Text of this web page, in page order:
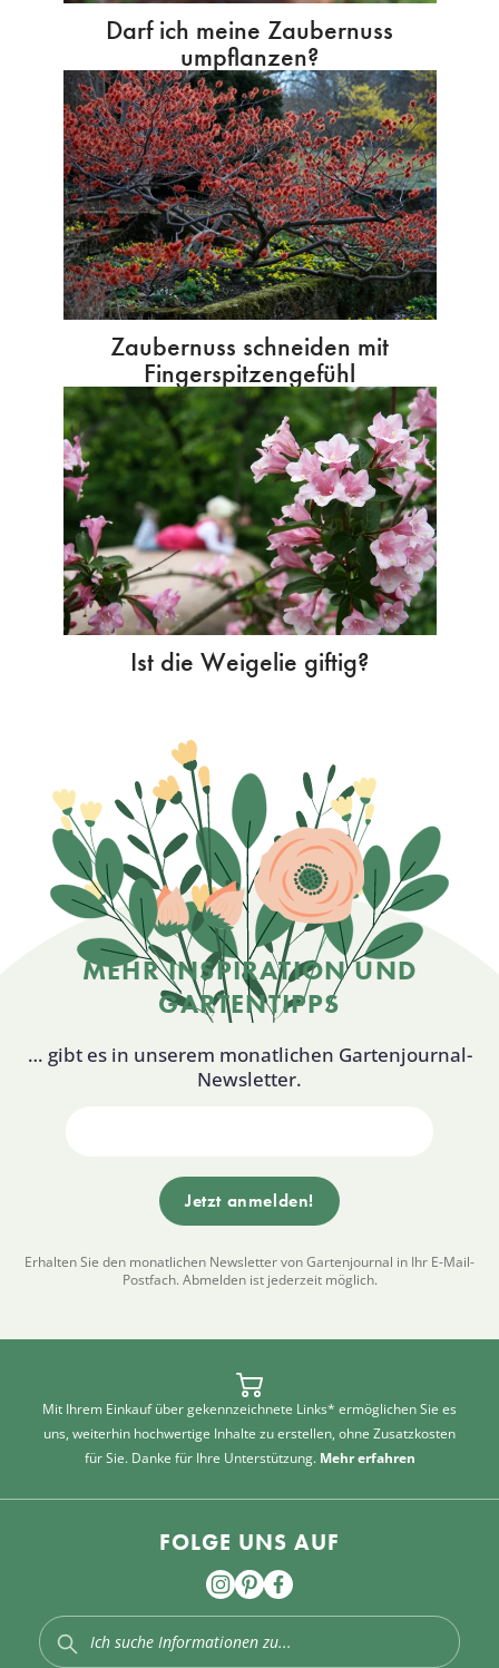
Darf ich meine Zaubernuss
umpflanzen?
Zaubernuss schneiden mit
Fingerspitzengefühl
Ist die Weigelie giftig?
MEHR INSPIRATION UND
GARTENTIPPS
… gibt es in unserem monatlichen Gartenjournal-
Newsletter.
Erhalten Sie den monatlichen Newsletter von Gartenjournal in Ihr E-Mail-
Postfach. Abmelden ist jederzeit möglich.
Mit Ihrem Einkauf über gekennzeichnete Links* ermöglichen Sie es
uns, weiterhin hochwertige Inhalte zu erstellen, ohne Zusatzkosten
für Sie. Danke für Ihre Unterstützung. Mehr erfahren
FOLGE UNS AUF